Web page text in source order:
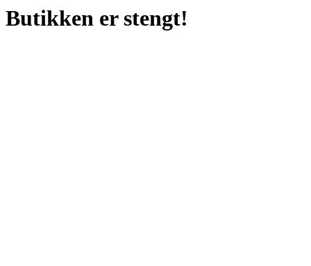
Butikken er stengt!